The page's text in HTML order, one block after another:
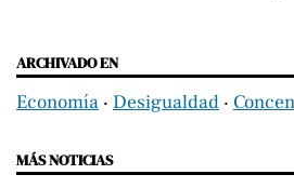
ARCHIVADO EN
Economía ‧ Desigualdad ‧
MÁS NOTICIAS